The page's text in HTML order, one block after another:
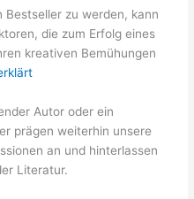
Bestseller zu werden, kann
die zum Erfolg eines
kreativen Bemühungen
Autor oder ein
prägen weiterhin unsere
an und hinterlassen
Literatur.